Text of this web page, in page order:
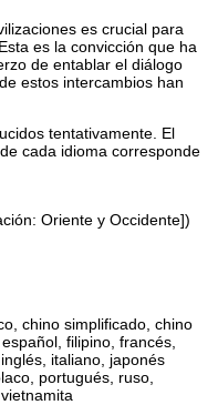
es crucial para
es la convicción que ha
de entablar el diálogo
estos intercambios han
tentativamente. El
cada idioma corresponde
Oriente y Occidente])
chino simplificado, chino
filipino, francés,
italiano, japonés
portugués, ruso,